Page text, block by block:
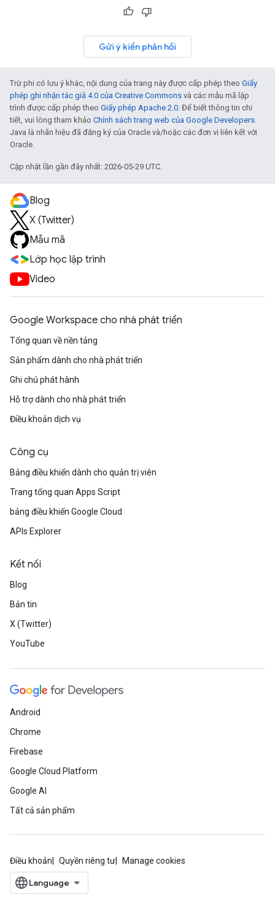
Gửi ý kiến phản hồi
Trừ phi có lưu ý khác, nội dung của trang này được cấp phép theo Giấy
phép ghi nhận tác giả 4.0 của Creative Commons và các mẫu mã lập
trình được cấp phép theo Giấy phép Apache 2.0. Để biết thông tin chi
tiết, vui lòng tham khảo Chính sách trang web của Google Developers.
Java là nhãn hiệu đã đăng ký của Oracle và/hoặc các đơn vị liên kết với
Oracle.
Cập nhật lần gần đây nhất: 2026-05-29 UTC.
Blog
X (Twitter)
Mẫu mã
Lớp học lập trình
Video
Google Workspace cho nhà phát triển
Tổng quan về nền tảng
Sản phẩm dành cho nhà phát triển
Ghi chú phát hành
Hỗ trợ dành cho nhà phát triển
Điều khoản dịch vụ
Công cụ
Bảng điều khiển dành cho quản trị viên
Trang tổng quan Apps Script
bảng điều khiển Google Cloud
APIs Explorer
Kết nối
Blog
Bản tin
X (Twitter)
YouTube
Android
Chrome
Firebase
Google Cloud Platform
Google AI
Tất cả sản phẩm
Điều khoản Quyền riêng tư Manage cookies